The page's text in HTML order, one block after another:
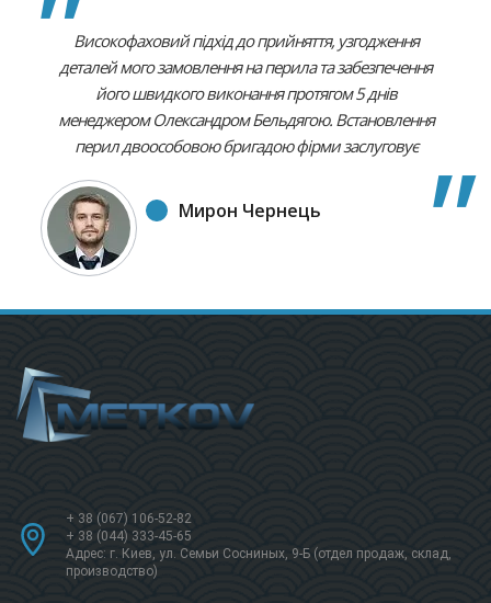
Високофаховий підхід до прийняття, узгодження
деталей мого замовлення на перила та забезпечення
його швидкого виконання протягом 5 днів
менеджером Олександром Бельдягою. Встановлення
перил двоособовою бригадою фірми заслуговує
продуманого, високоякісного виконання, з
дотриманням усіх моїх пропозицій. Якість усіх етапів
замовлення є, безсумнівно вищою, ніж ціна за нього.
Рекомендую усім цей екстра фірмовий спосіб роботи.
Мирон Чернець
+ 38 (067) 106-52-82
+ 38 (044) 333-45-65
Адрес: г. Киев, ул. Семьи Сосниных, 9-Б (отдел продаж, склад,
производство)